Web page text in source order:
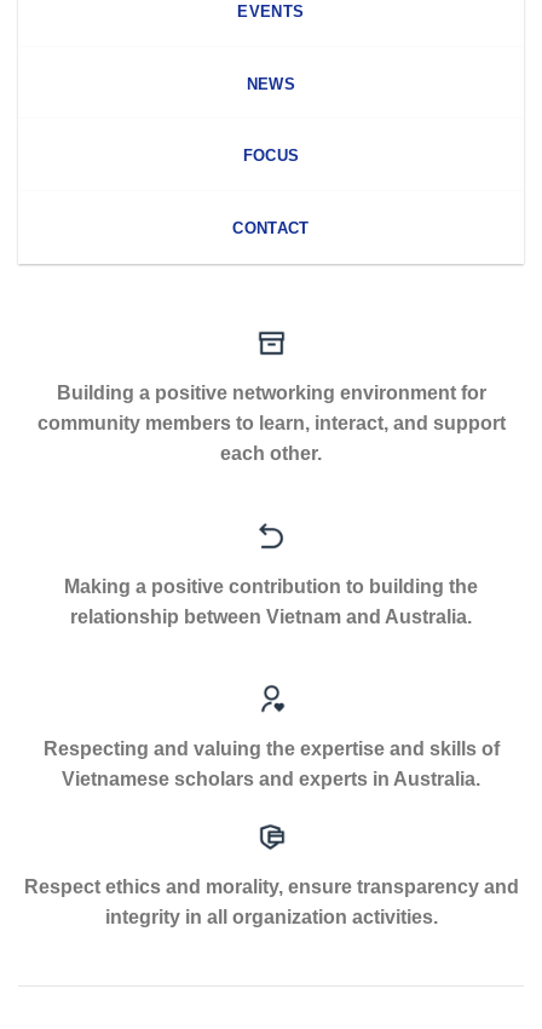
EVENTS
NEWS
FOCUS
CONTACT
Building a positive networking environment for
community members to learn, interact, and support
each other.
Making a positive contribution to building the
relationship between Vietnam and Australia.
Respecting and valuing the expertise and skills of
Vietnamese scholars and experts in Australia.
Respect ethics and morality, ensure transparency and
integrity in all organization activities.